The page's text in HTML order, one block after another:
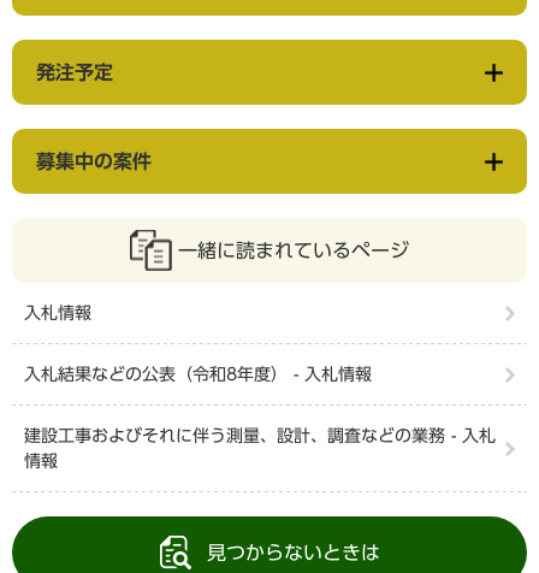
発注予定
募集中の案件
一緒に読まれているページ
入札情報
入札結果などの公表（令和8年度） - 入札情報
建設工事およびそれに伴う測量、設計、調査などの業務 - 入札
情報
見つからないときは